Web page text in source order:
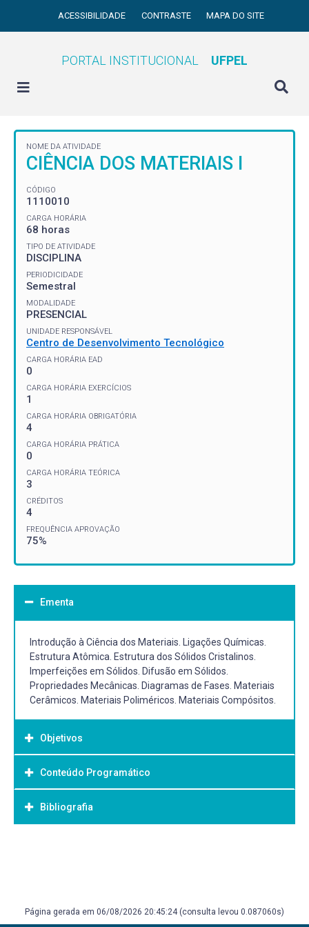
ACESSIBILIDADE CONTRASTE MAPA DO SITE
PORTAL INSTITUCIONAL UFPEL
NOME DA ATIVIDADE
CIÊNCIA DOS MATERIAIS I
CÓDIGO
1110010
CARGA HORÁRIA
68 horas
TIPO DE ATIVIDADE
DISCIPLINA
PERIODICIDADE
Semestral
MODALIDADE
PRESENCIAL
UNIDADE RESPONSÁVEL
Centro de Desenvolvimento Tecnológico
CARGA HORÁRIA EAD
0
CARGA HORÁRIA EXERCÍCIOS
1
CARGA HORÁRIA OBRIGATÓRIA
4
CARGA HORÁRIA PRÁTICA
0
CARGA HORÁRIA TEÓRICA
3
CRÉDITOS
4
FREQUÊNCIA APROVAÇÃO
75%
Ementa
Introdução à Ciência dos Materiais. Ligações Químicas.
Estrutura Atômica. Estrutura dos Sólidos Cristalinos.
Imperfeições em Sólidos. Difusão em Sólidos.
Propriedades Mecânicas. Diagramas de Fases. Materiais
Cerâmicos. Materiais Poliméricos. Materiais Compósitos.
Objetivos
Objetivo Geral:
A disciplina de Ciência dos Materiais I tem como objetivo
proporcionar aos estudantes uma compreensão
Conteúdo Programático
1) Ligações Químicas:
- Conceitos fundamentais de ligações iônicas, covalentes
- Organização atômica nos sólidos.
Bibliografia
Pearson Education, 2008.
Página gerada em 06/08/2026 20:45:24 (consulta levou 0.087060s)